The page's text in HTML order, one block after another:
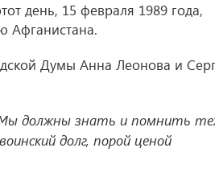
день, 15 февраля 1989 года,
Афганистана.
Думы Анна Леонова и
Мы должны знать и помнить
долг, порой ценой